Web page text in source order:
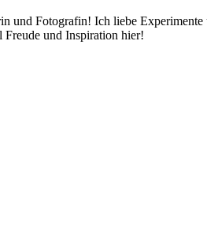
Fotografin! Ich liebe
Freude und Inspiration hier!